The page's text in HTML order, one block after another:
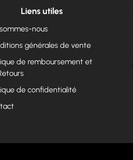
Liens utiles
nous
générales de vente
de remboursement et
de confidentialité